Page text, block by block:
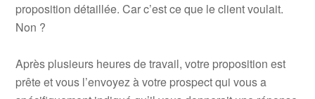
proposition détaillée. Car c’est ce que le client voulait.
Non ?
Après plusieurs heures de travail, votre proposition est
prête et vous l’envoyez à votre prospect qui vous a